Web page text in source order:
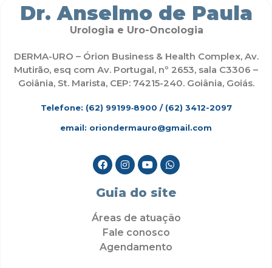
Dr. Anselmo de Paula
Urologia e Uro-Oncologia
DERMA-URO – Órion Business & Health Complex, Av.
Mutirão, esq com Av. Portugal, nº 2653, sala C3306 –
Goiânia, St. Marista, CEP: 74215-240. Goiânia, Goiás.
Telefone: (62) 99199‑8900 / (62) 3412-2097
email: oriondermauro@gmail.com
Guia do site
Áreas de atuação
Fale conosco
Agendamento